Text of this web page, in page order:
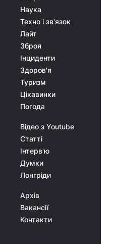
Наука
Техно і зв'язок
Лайт
Зброя
Інциденти
Здоров'я
Туризм
Цікавинки
Погода
Відео з Youtube
Статті
Інтерв'ю
Думки
Лонгріди
Архів
Вакансії
Контакти